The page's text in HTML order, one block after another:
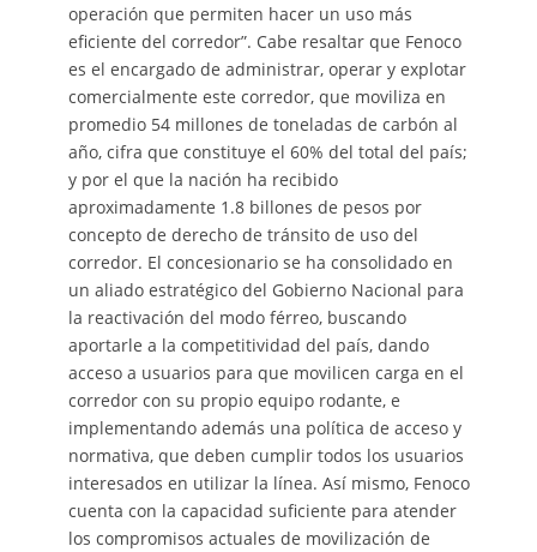
operación que permiten hacer un uso más
eficiente del corredor”. Cabe resaltar que Fenoco
es el encargado de administrar, operar y explotar
comercialmente este corredor, que moviliza en
promedio 54 millones de toneladas de carbón al
año, cifra que constituye el 60% del total del país;
y por el que la nación ha recibido
aproximadamente 1.8 billones de pesos por
concepto de derecho de tránsito de uso del
corredor. El concesionario se ha consolidado en
un aliado estratégico del Gobierno Nacional para
la reactivación del modo férreo, buscando
aportarle a la competitividad del país, dando
acceso a usuarios para que movilicen carga en el
corredor con su propio equipo rodante, e
implementando además una política de acceso y
normativa, que deben cumplir todos los usuarios
interesados en utilizar la línea. Así mismo, Fenoco
cuenta con la capacidad suficiente para atender
los compromisos actuales de movilización de